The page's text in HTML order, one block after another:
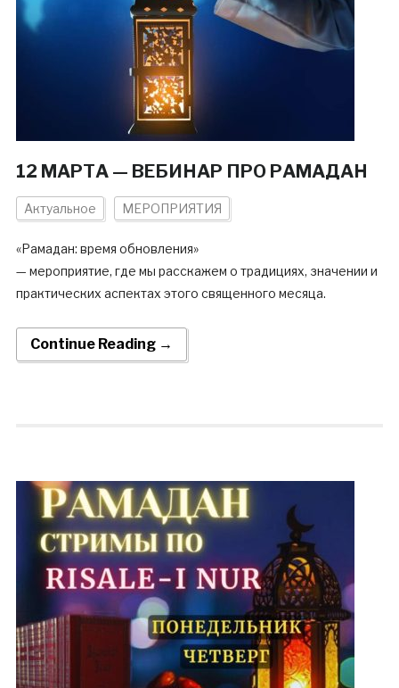
12 МАРТА — ВЕБИНАР ПРО РАМАДАН
Актуальное МЕРОПРИЯТИЯ
«Рамадан: время обновления»
— мероприятие, где мы расскажем о традициях, значении и
практических аспектах этого священного месяца.
Continue Reading →